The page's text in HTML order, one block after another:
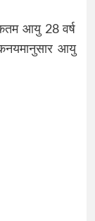
आयु 28 वर्ष
कनयमानुसार आयु